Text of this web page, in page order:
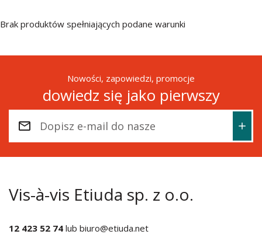
Brak produktów spełniających podane warunki
Nowości, zapowiedzi, promocje
dowiedz się jako pierwszy
Vis-à-vis Etiuda sp. z o.o.
12 423 52 74 lub biuro@etiuda.net